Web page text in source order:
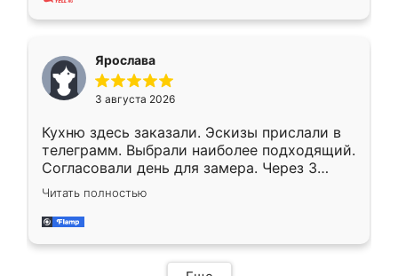
Ярослава
3 августа 2026
Кухню здесь заказали. Эскизы прислали в
телеграмм. Выбрали наиболее подходящий.
Согласовали день для замера. Через 3
недели кухня была уже готова. Остались
довольны работой. Спасибо Ренессанс
мебель за качественную работу!
Читать полностью